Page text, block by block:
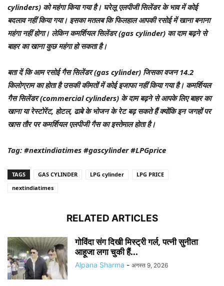
cylinders) को महंगा किया गया है। घरेलू एलपीजी सिलेंडर के भाव में कोई
बदलाव नहीं किया गया। इसका मतलब कि फिलहाल आपकी रसोई में खाना बनाना
महंगा नहीं होगा। लेकिन कमर्शियल सिलेंडर (gas cylinder) का दाम बढ़ने से
बाहर का खाना कुछ महंगा हो सकता है।
बता दें कि आम रसोई गैस सिलेंडर (gas cylinder) जिसका वजन 14.2
किलोग्राम का होता है उसकी कीमतों में कोई इजाफा नहीं किया गया है। कमर्शियल
गैस सिलेंडर (commercial cylinders) के दाम बढ़ने से आपके लिए बाहर का
खाना या रेस्टोरेंट, होटल, ढाबे के भोजन के रेट बढ़ सकते हैं क्योंकि इन जगहों पर
खास तौर पर कमर्शियल एलपीजी गैस का इस्तेमाल होता है।
Tag: #nextindiatimes #gascylinder #LPGprice
TAGS GAS CYLINDER LPG cylinder
LPG PRICE
nextindiatimes
RELATED ARTICLES
गोविंदा संग दिखी मिस्ट्री गर्ल, पत्नी सुनीता
आहूजा लगा चुकी हैं...
Alpana Sharma - अगस्त 9, 2026